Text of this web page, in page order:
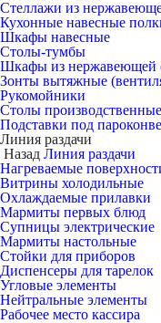
Стеллажи из
Кухонные навесные
Шкафы навесные
Столы-тумбы
Шкафы из нержавеющей
Зонты вытяжные
Рукомойники
Столы
Подставки под
Линия раздачи
Назад Линия раздачи
Нагреваемые
Витрины холодильные
Охлаждаемые прилавки
Мармиты первых блюд
Супницы электрические
Мармиты настольные
Стойки для приборов
Диспенсеры для тарелок
Угловые элементы
Нейтральные элементы
Рабочее место кассира